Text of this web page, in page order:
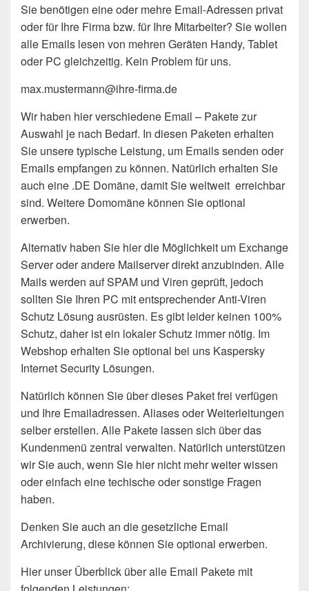
Sie benötigen eine oder mehre Email-Adressen privat
oder für Ihre Firma bzw. für Ihre Mitarbeiter? Sie wollen
alle Emails lesen von mehren Geräten Handy, Tablet
oder PC gleichzeitig. Kein Problem für uns.
max.mustermann@ihre-firma.de
Wir haben hier verschiedene Email – Pakete zur
Auswahl je nach Bedarf. In diesen Paketen erhalten
Sie unsere typische Leistung, um Emails senden oder
Emails empfangen zu können. Natürlich erhalten Sie
auch eine .DE Domäne, damit Sie weltweit erreichbar
sind. Weitere Domomäne können Sie optional
erwerben.
Alternativ haben Sie hier die Möglichkeit um Exchange
Server oder andere Mailserver direkt anzubinden. Alle
Mails werden auf SPAM und Viren geprüft, jedoch
sollten Sie Ihren PC mit entsprechender Anti-Viren
Schutz Lösung ausrüsten. Es gibt leider keinen 100%
Schutz, daher ist ein lokaler Schutz immer nötig. Im
Webshop erhalten Sie optional bei uns Kaspersky
Internet Security Lösungen.
Natürlich können Sie über dieses Paket frei verfügen
und Ihre Emailadressen. Aliases oder Weiterleitungen
selber erstellen. Alle Pakete lassen sich über das
Kundenmenü zentral verwalten. Natürlich unterstützen
wir Sie auch, wenn Sie hier nicht mehr weiter wissen
oder einfach eine techische oder sonstige Fragen
haben.
Denken Sie auch an die gesetzliche Email
Archivierung, diese können Sie optional erwerben.
Hier unser Überblick über alle Email Pakete mit